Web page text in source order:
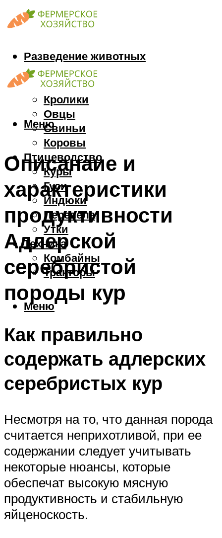
Разведение животных
Козы
Кони
Кролики
Овцы
Свиньи
Коровы
Птицеводство
Куры
Гуси
Индюки
Перепела
Утки
Техника
Комбайны
Тракторы
Меню
Меню
Описанаие и
характеристики
продуктивности
Адлерской
серебристой
породы кур
Как правильно
содержать адлерских
серебристых кур
Несмотря на то, что данная порода
считается неприхотливой, при ее
содержании следует учитывать
некоторые нюансы, которые
обеспечат высокую мясную
продуктивность и стабильную
яйценоскость.